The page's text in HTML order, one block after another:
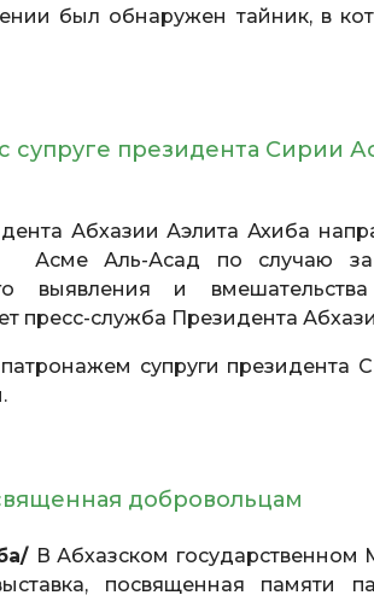
был обнаружен тайник, в
супруге президента Сирии
Абхазии Аэлита Ахиба
Асме Аль-Асад по случаю
выявления и
пресс-служба Президента
супруги президента
добровольцам
В Абхазском государственном
посвященная памяти